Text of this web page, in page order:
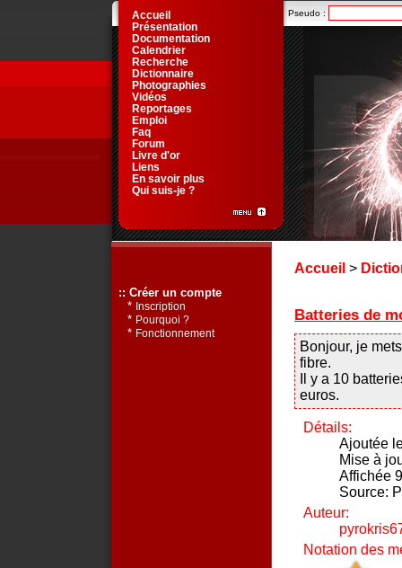
Accueil >
Batteries de
Bonjour, je
fibre.
Il y a 10
euros.
Détails:
Ajoutée
Mise à
Affichée
Source:
Auteur:
Notation des
Pseudo :
Accueil
Présentation
Documentation
Calendrier
Recherche
Dictionnaire
Photographies
Vidéos
Reportages
Emploi
Faq
Forum
Livre d'or
Liens
En savoir plus
Qui suis-je ?
:: Créer un compte
* Inscription
* Pourquoi ?
* Fonctionnement